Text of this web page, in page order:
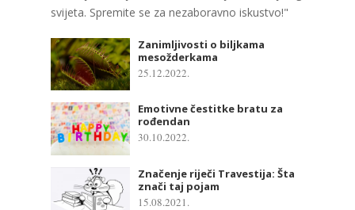
svijeta. Spremite se za nezaboravno iskustvo!"
Zanimljivosti o biljkama
mesožderkama
25.12.2022.
Emotivne čestitke bratu za
rođendan
30.10.2022.
Značenje riječi Travestija: Šta
znači taj pojam
15.08.2021.